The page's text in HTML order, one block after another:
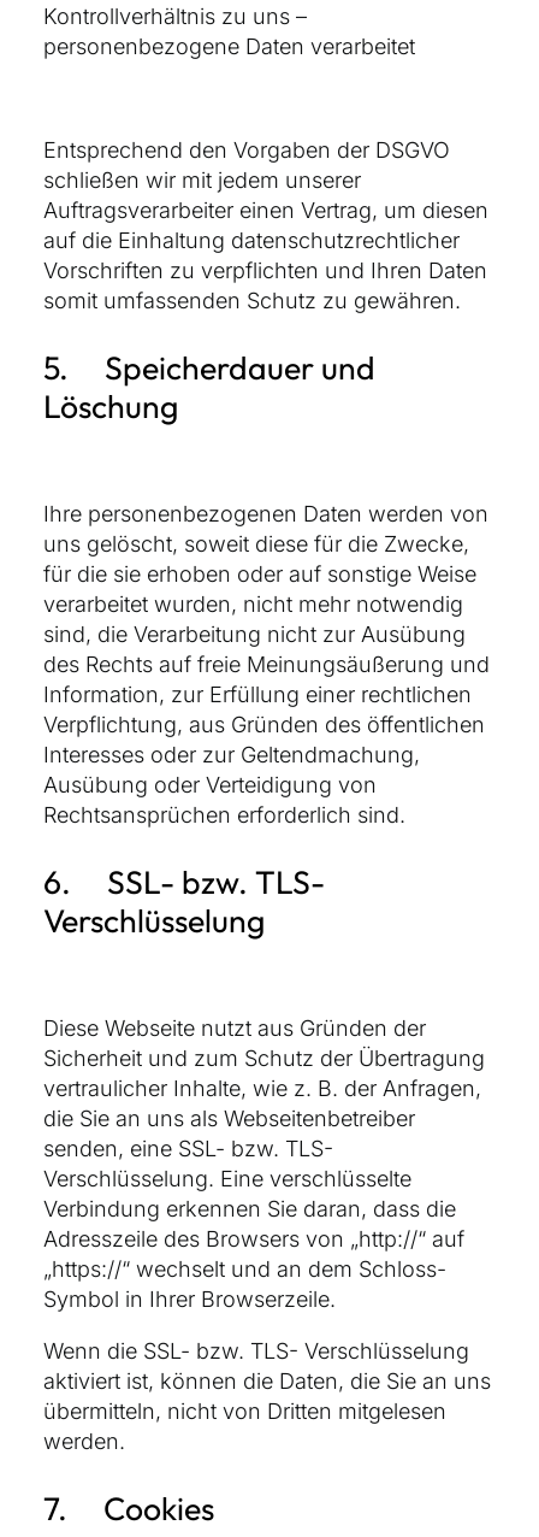
Kontrollverhältnis zu uns –
personenbezogene Daten verarbeitet
Entsprechend den Vorgaben der DSGVO
schließen wir mit jedem unserer
Auftragsverarbeiter einen Vertrag, um diesen
auf die Einhaltung datenschutzrechtlicher
Vorschriften zu verpflichten und Ihren Daten
somit umfassenden Schutz zu gewähren.
5. Speicherdauer und
Löschung
Ihre personenbezogenen Daten werden von
uns gelöscht, soweit diese für die Zwecke,
für die sie erhoben oder auf sonstige Weise
verarbeitet wurden, nicht mehr notwendig
sind, die Verarbeitung nicht zur Ausübung
des Rechts auf freie Meinungsäußerung und
Information, zur Erfüllung einer rechtlichen
Verpflichtung, aus Gründen des öffentlichen
Interesses oder zur Geltendmachung,
Ausübung oder Verteidigung von
Rechtsansprüchen erforderlich sind.
6. SSL- bzw. TLS-
Verschlüsselung
Diese Webseite nutzt aus Gründen der
Sicherheit und zum Schutz der Übertragung
vertraulicher Inhalte, wie z. B. der Anfragen,
die Sie an uns als Webseitenbetreiber
senden, eine SSL- bzw. TLS-
Verschlüsselung. Eine verschlüsselte
Verbindung erkennen Sie daran, dass die
Adresszeile des Browsers von „http://“ auf
„https://“ wechselt und an dem Schloss-
Symbol in Ihrer Browserzeile.
Wenn die SSL- bzw. TLS- Verschlüsselung
aktiviert ist, können die Daten, die Sie an uns
übermitteln, nicht von Dritten mitgelesen
werden.
7. Cookies